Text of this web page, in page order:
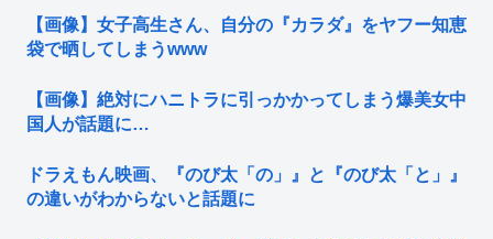
【画像】女子高生さん、自分の『カラダ』をヤフー知恵
袋で晒してしまうwww
【画像】絶対にハニトラに引っかかってしまう爆美女中
国人が話題に…
ドラえもん映画、『のび太「の」』と『のび太「と」』
の違いがわからないと話題に